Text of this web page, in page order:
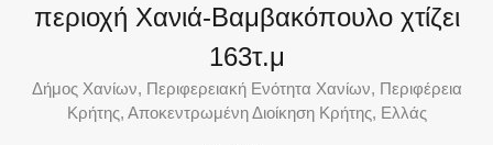
περιοχή Χανιά-Βαμβακόπουλο χτίζει
163τ.μ
Δήμος Χανίων, Περιφερειακή Ενότητα Χανίων, Περιφέρεια
Κρήτης, Αποκεντρωμένη Διοίκηση Κρήτης, Ελλάς